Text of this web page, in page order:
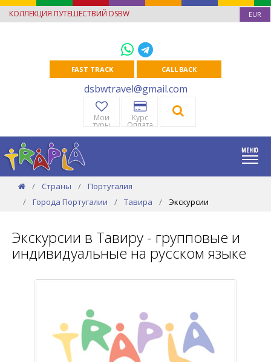
КОЛЛЕКЦИЯ ПУТЕШЕСТВИЙ DSBW EUR
FAST TRACK CALL BACK
dsbwtravel@gmail.com
Мои
туры
Курс
Оплата
Страны
Португалия
Города Португалии
Тавира Экскурсии
Экскурсии в Тавиру - групповые и
индивидуальные на русском языке